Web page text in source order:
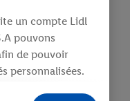
un compte Lidl
pouvons
de pouvoir
personnalisées.